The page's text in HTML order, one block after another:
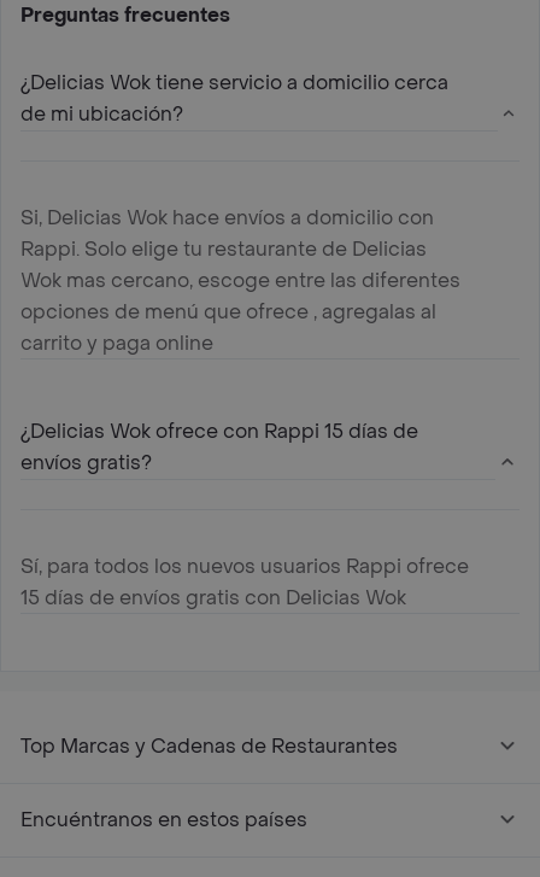
Preguntas frecuentes
¿Delicias Wok tiene servicio a domicilio cerca
de mi ubicación?
Si, Delicias Wok hace envíos a domicilio con
Rappi. Solo elige tu restaurante de Delicias
Wok mas cercano, escoge entre las diferentes
opciones de menú que ofrece , agregalas al
carrito y paga online
¿Delicias Wok ofrece con Rappi 15 días de
envíos gratis?
Sí, para todos los nuevos usuarios Rappi ofrece
15 días de envíos gratis con Delicias Wok
Top Marcas y Cadenas de Restaurantes
Encuéntranos en estos países